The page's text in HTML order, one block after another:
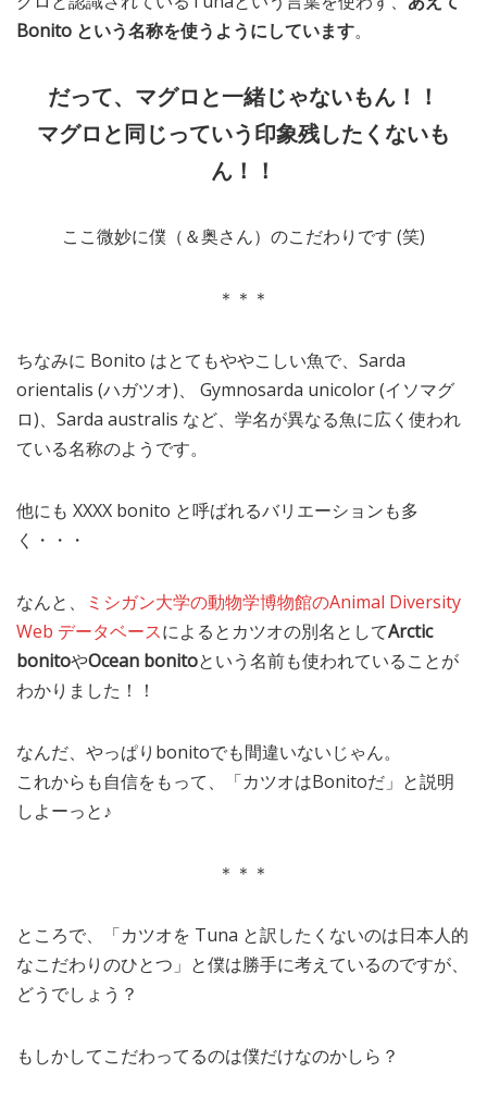
Bonito という名称を使うようにしています。
だって、マグロと一緒じゃないもん！！
マグロと同じっていう印象残したくないも
ん！！
ここ微妙に僕（＆奥さん）のこだわりです (笑)
＊＊＊
ちなみに Bonito はとてもややこしい魚で、Sarda
orientalis (ハガツオ)、 Gymnosarda unicolor (イソマグ
ロ)、Sarda australis など、学名が異なる魚に広く使われ
ている名称のようです。
他にも XXXX bonito と呼ばれるバリエーションも多
く・・・
なんと、
ミシガン大学の動物学博物館のAnimal Diversity
Web データベースによるとカツオの別名としてArctic
bonitoやOcean bonitoという名前も使われていることが
わかりました！！
なんだ、やっぱりbonitoでも間違いないじゃん。
これからも自信をもって、「カツオはBonitoだ」と説明
しよーっと♪
＊＊＊
ところで、「カツオを Tuna と訳したくないのは日本人的
なこだわりのひとつ」と僕は勝手に考えているのですが、
どうでしょう？
もしかしてこだわってるのは僕だけなのかしら？